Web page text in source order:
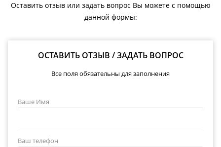
Оставить отзыв или задать вопрос Вы можете с помощью
данной формы:
ОСТАВИТЬ ОТЗЫВ / ЗАДАТЬ ВОПРОС
Все поля обязательны для заполнения
Ваше Имя
Ваш телефон